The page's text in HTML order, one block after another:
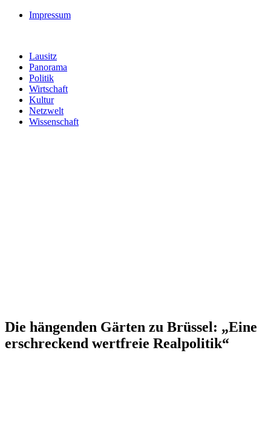
Impressum
Lausitz
Panorama
Politik
Wirtschaft
Kultur
Netzwelt
Wissenschaft
Die hängenden Gärten zu Brüssel: „Eine
erschreckend wertfreie Realpolitik“